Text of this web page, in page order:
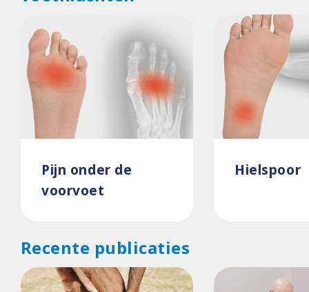
Pijn onder de
voorvoet
Hielspoor
Recente publicaties